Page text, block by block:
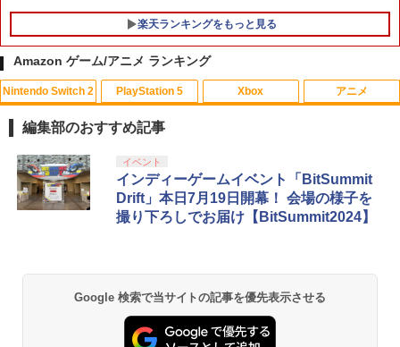
楽天ランキングをもっと見る
1
マクロスプラス MOVIE EDITION【Blu-r
ay】 [ 山崎たくみ ]
￥4,316
Amazon ゲーム/アニメ ランキング
Nintendo Switch 2
1
スプラトゥーン レイダース|オンライン
コード版
￥5,832
スプラトゥーン レイダース -Switch2
PlayStation 5
1
PlayStation 5 デジタル・エディション
日本語専用 Console Language: Japan
ese only (CFI-2200B01)
￥55,000
Beast of Reincarnation -PS5 【特典】
プロダクトコード 封入
￥7,286
Xbox
1
【純正品】Xbox ワイヤレス コントロー
ラー + USB-C® ケーブル
￥8,300
2
【純正品】Xbox ワイヤレス コントロー
ラー (ロボット ホワイト)
￥7,681
アニメ
1
劇場版「鬼滅の刃」無限城編 第一章 猗
窩座再来 通常版 [Blu-ray]
￥3,982
劇場版「鬼滅の刃」無限城編 第一章 猗
窩座再来 通常版 [DVD]
￥3,523
編集部のおすすめ記事
イベント
インディーゲームイベント「BitSummit
Drift」本日7月19日開幕！ 会場の様子を
撮り下ろしでお届け【BitSummit2024】
Google 検索で当サイトの記事を優先表示させる